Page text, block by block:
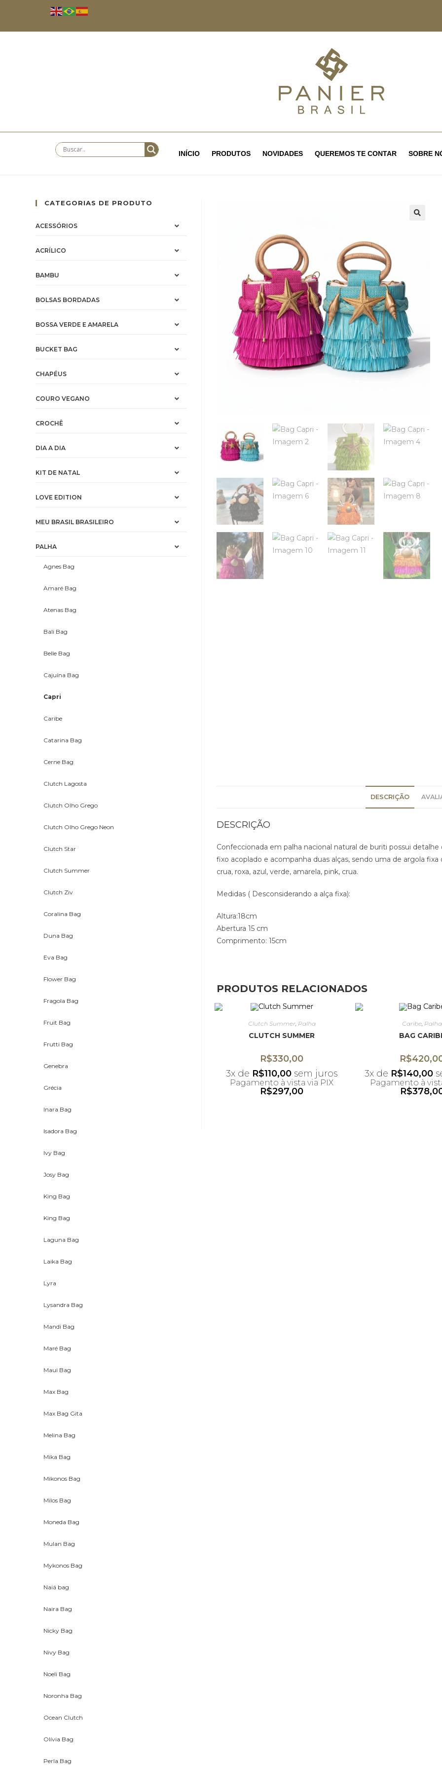
INÍCIO PRODUTOS NOVIDADES QUEREMOS TE CONTAR SOBRE
DESCRIÇÃO
DESCRIÇÃO
Confeccionada em palha nacional natural de buriti possui
fixo acoplado e acompanha duas alças, sendo uma de argola
crua, roxa, azul, verde, amarela, pink, crua.
Medidas ( Desconsiderando a alça fixa):
Altura:18cm
Abertura 15 cm
Comprimento: 15cm
PRODUTOS RELACIONADOS
Clutch Summer, Palha
CLUTCH SUMMER
R$330,00
3x de R$110,00 sem juros
Pagamento à vista via PIX
R$297,00
Caribe, Palha
BAG
R$
3x de R$140,00
Pagamento à
R$
CATEGORIAS DE PRODUTO
ACESSÓRIOS
ACRÍLICO
BAMBU
BOLSAS BORDADAS
BOSSA VERDE E AMARELA
BUCKET BAG
CHAPÉUS
COURO VEGANO
CROCHÊ
DIA A DIA
KIT DE NATAL
LOVE EDITION
MEU BRASIL BRASILEIRO
PALHA
Agnes Bag
Amaré Bag
Atenas Bag
Bali Bag
Belle Bag
Cajuína Bag
Capri
Caribe
Catarina Bag
Cerne Bag
Clutch Lagosta
Clutch Olho Grego
Clutch Olho Grego Neon
Clutch Star
Clutch Summer
Clutch Ziv
Coralina Bag
Duna Bag
Eva Bag
Flower Bag
Fragola Bag
Fruit Bag
Frutti Bag
Genebra
Grécia
Inara Bag
Isadora Bag
Ivy Bag
Josy Bag
King Bag
King Bag
Laguna Bag
Laika Bag
Lyra
Lysandra Bag
Mandi Bag
Maré Bag
Maui Bag
Max Bag
Max Bag Gita
Melina Bag
Mika Bag
Mikonos Bag
Milos Bag
Moneda Bag
Mulan Bag
Mykonos Bag
Naiá bag
Naira Bag
Nicky Bag
Nivy Bag
Noeli Bag
Noronha Bag
Ocean Clutch
Olívia Bag
Perla Bag